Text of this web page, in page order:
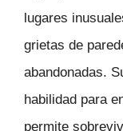
lugares
grietas de
abandonadas.
habilidad para
permite